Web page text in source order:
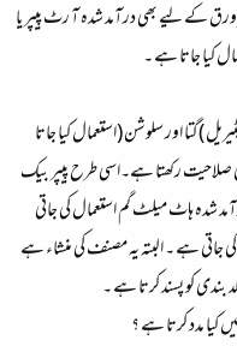
کے لیے بھی درآمد شدہ آ رٹ پیپر یا
)گتا اور سلوشن (استعمال کیا جاتا
صلاحیت رکھتا ہے۔اسی طرح پیپر بیک
شدہ ہاٹ میلٹ گم استعمال کی جاتی
ہے ۔ البتہ یہ مصنف کی منشاء ہے
کو پسند کرتا ہے ۔
کیا مدد کرتا ہے ؟